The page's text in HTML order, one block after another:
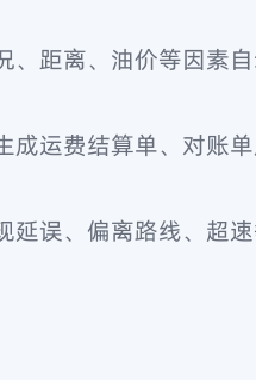
、距离、油价等因素
成运费结算单、对账
延误、偏离路线、超